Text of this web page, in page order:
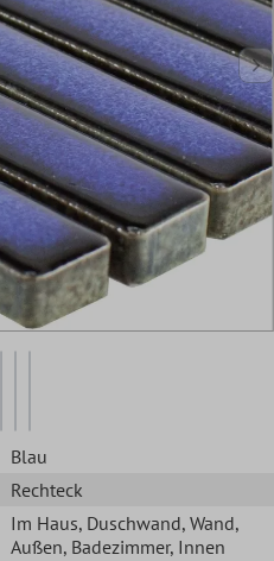
Blau
Rechteck
Im Haus, Duschwand, Wand,
Außen, Badezimmer, Innen